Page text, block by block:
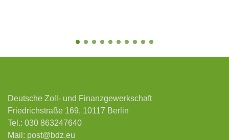
Deutsche Zoll- und Finanzgewerkschaft
Friedrichstraße 169, 10117 Berlin
Tel.: 030 863247640
Mail: post@bdz.eu